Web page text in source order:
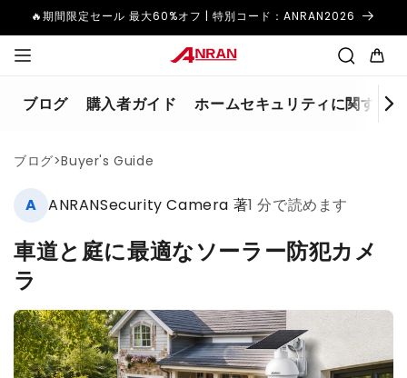
ンツに
進む
🔥期間限定セール 最大60%オフ | 特別コード：ANRAN2026
カ
ー
ブログ 購入者ガイド ホームセキュリティに関する
ブログ>Buyer's Guide
A ANRANSecurity Camera 著1 分で読めます
車道と庭に最適なソーラー防犯カメ
ラ